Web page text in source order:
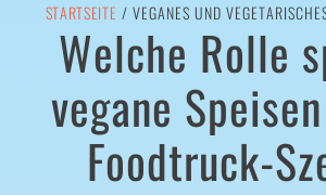
STARTSEITE / VEGANES UND
Welche Rolle
vegane
Foodtruck-